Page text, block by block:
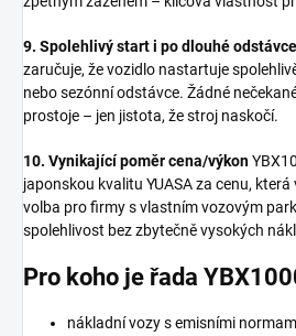
9. Spolehlivý start i po dlouhé odstávce
zaručuje, že vozidlo nastartuje
nebo sezónní odstávce. Žádné
prostoje – jen jistota, že stroj naskočí.
10. Vynikající poměr cena/výkon
japonskou kvalitu YUASA za cenu,
volba pro firmy s vlastním vozovým
spolehlivost bez zbytečně vysokých
Pro koho je řada
nákladní vozy s emisními